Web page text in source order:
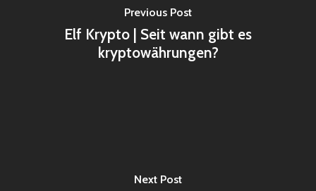
Previous Post
Elf Krypto | Seit wann gibt es
kryptowährungen?
Next Post